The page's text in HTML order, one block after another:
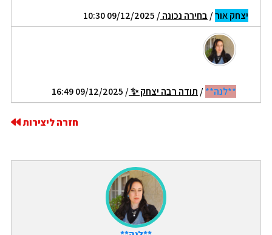
יצחק אור/ בחירה נכונה/ 09/12/2025 10:30
**לנה**/ תודה רבה יצחק ✨️/ 09/12/2025 16:49
חזרה ליצירות